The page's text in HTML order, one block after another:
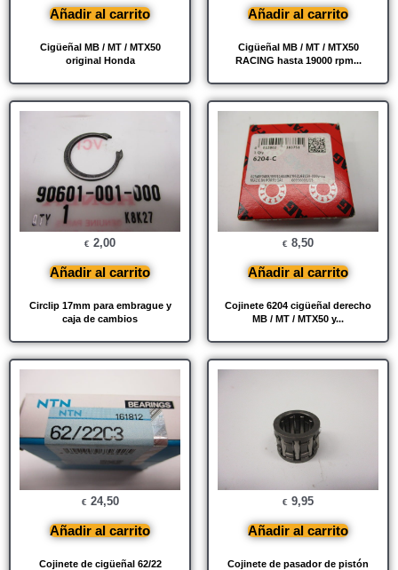
Cigüeñal MB / MT / MTX50
original Honda
Añadir al carrito
Cigüeñal MB / MT / MTX50
RACING hasta 19000 rpm...
Añadir al carrito
Circlip 17mm para embrague y
caja de cambios
€ 2,00
Añadir al carrito
Cojinete 6204 cigüeñal derecho
MB / MT / MTX50 y...
€ 8,50
Añadir al carrito
Cojinete de cigüeñal 62/22
€ 24,50
Añadir al carrito
Cojinete de pasador de pistón
€ 9,95
Añadir al carrito